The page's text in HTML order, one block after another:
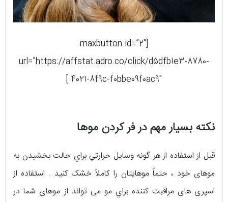
[maxbutton id=”2″
url=”https://affstat.adro.co/click/d5dfb1e3-8780-
4021-8f9c-f0bbe09f0ac9″ ]
نکته بسیار مهم در فر کردن موها
قبل از استفاده از هر گونه وسایل حرارتي براي حالت بخشیدن به
موهای خود ، حتماً موهایتان را کاملاً خشک کنید . استفاده از
اسپری های مراقبت کننده براي مو می تواند از موهای شما در